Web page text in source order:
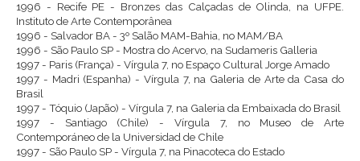
1996 - Recife PE - Bronzes das Calçadas de Olinda, na UFPE.
Instituto de Arte Contemporânea
1996 - Salvador BA - 3º Salão MAM-Bahia, no MAM/BA
1996 - São Paulo SP - Mostra do Acervo, na Sudameris Galleria
1997 - Paris (França) - Vírgula 7, no Espaço Cultural Jorge Amado
1997 - Madri (Espanha) - Vírgula 7, na Galeria de Arte da Casa do
Brasil
1997 - Tóquio (Japão) - Vírgula 7, na Galeria da Embaixada do Brasil
1997 - Santiago (Chile) - Vírgula 7, no Museo de Arte
Contemporáneo de la Universidad de Chile
1997 - São Paulo SP - Vírgula 7, na Pinacoteca do Estado